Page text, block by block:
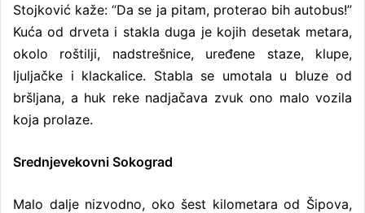
Stojković kaže: “Da se ja pitam, proterao bih autobus!”
Kuća od drveta i stakla duga je kojih desetak metara,
okolo roštilji, nadstrešnice, uređene staze, klupe,
ljuljačke i klackalice. Stabla se umotala u bluze od
bršljana, a huk reke nadjačava zvuk ono malo vozila
koja prolaze.
Srednjevekovni Sokograd
Malo dalje nizvodno, oko šest kilometara od Šipova,